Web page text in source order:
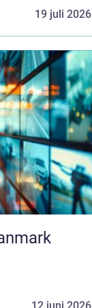
19 juli 2026
12 juni 2026